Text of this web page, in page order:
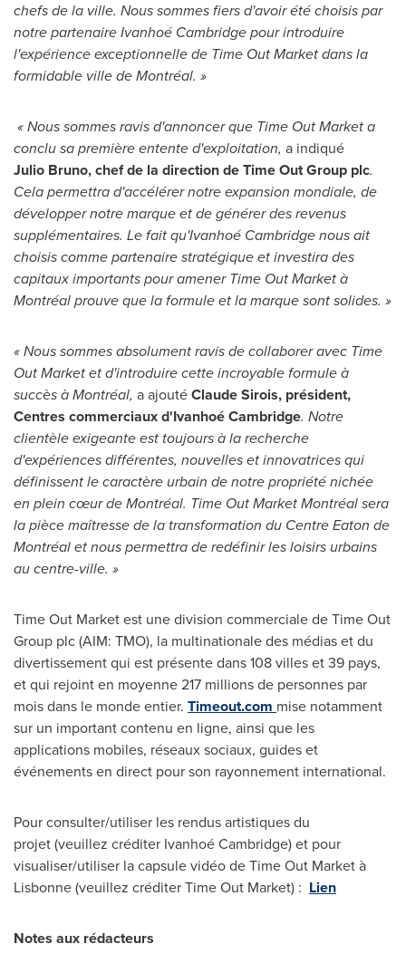
chefs de la ville. Nous sommes fiers d'avoir été choisis par
notre partenaire Ivanhoé Cambridge pour introduire
l'expérience exceptionnelle de Time Out Market dans la
formidable ville de Montréal. »
« Nous sommes ravis d'annoncer que Time Out Market a
conclu sa première entente d'exploitation, a indiqué
Julio Bruno, chef de la direction de Time Out Group plc.
Cela permettra d'accélérer notre expansion mondiale, de
développer notre marque et de générer des revenus
supplémentaires. Le fait qu'Ivanhoé Cambridge nous ait
choisis comme partenaire stratégique et investira des
capitaux importants pour amener Time Out Market à
Montréal prouve que la formule et la marque sont solides. »
« Nous sommes absolument ravis de collaborer avec Time
Out Market et d'introduire cette incroyable formule à
succès à Montréal, a ajoutéClaude Sirois, président,
Centres commerciaux d'IvanhoéCambridge. Notre
clientèle exigeante est toujours à la recherche
d'expériences différentes, nouvelles et innovatrices qui
définissent le caractère urbain de notre propriété nichée
en plein cœur de Montréal. Time Out Market Montréal sera
la pièce maîtresse de la transformation du Centre Eaton de
Montréal et nous permettra de redéfinir les loisirs urbains
au centre-ville. »
Time Out Market est une division commerciale de Time Out
Group plc (AIM: TMO), la multinationale des médias et du
divertissement qui est présente dans 108 villes et 39 pays,
et qui rejoint en moyenne 217 millions de personnes par
mois dans le monde entier. Timeout.com mise notamment
sur un important contenu en ligne, ainsi que les
applications mobiles, réseaux sociaux, guides et
événements en direct pour son rayonnement international.
Pour consulter/utiliser les rendus artistiques du
projet (veuillez créditer IvanhoéCambridge) et pour
visualiser/utiliser la capsule vidéo de Time Out Market à
Lisbonne (veuillez créditer Time Out Market) : Lien
Notes aux rédacteurs